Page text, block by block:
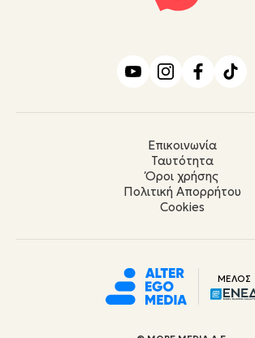
Επικοινωνία
Ταυτότητα
Όροι χρήσης
Πολιτική Απορρήτου
Cookies
ΜΕΛΟΣ